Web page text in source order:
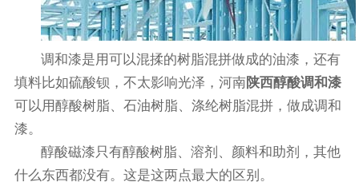
调和漆是用可以混揉的树脂混拼做成的油漆，还有
填料比如硫酸钡，不太影响光泽，河南陕西醇酸调和漆
可以用醇酸树脂、石油树脂、涤纶树脂混拼，做成调和
漆。
醇酸磁漆只有醇酸树脂、溶剂、颜料和助剂，其他
什么东西都没有。这是这两点最大的区别。